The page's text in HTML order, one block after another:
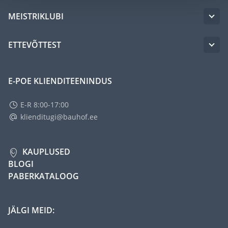
MEISTRIKLUBI
ETTEVÕTTEST
E-POE KLIENDITEENINDUS
E-R 8:00-17:00
klienditugi@bauhof.ee
KAUPLUSED
BLOGI
PABERKATALOOG
JÄLGI MEID: